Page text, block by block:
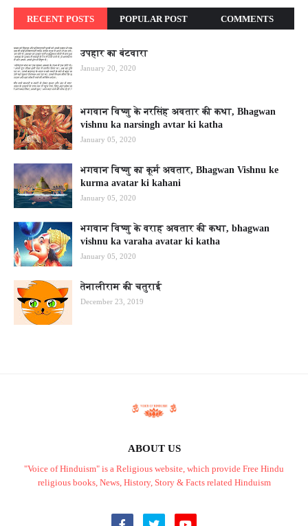
RECENT POSTS POPULAR POST COMMENTS
उपहार का बंटवारा
January 20, 2020
भगवान विष्णु के नरसिंह अवतार की कथा, Bhagwan
vishnu ka narsingh avtar ki katha
January 05, 2020
भगवान विष्णु का कूर्म अवतार, Bhagwan Vishnu ke
kurma avatar ki kahani
January 05, 2020
भगवान विष्णु के वराह अवतार की कथा, bhagwan
vishnu ka varaha avatar ki katha
January 05, 2020
तेनालीराम की चतुराई
December 23, 2019
ABOUT US
"Voice of Hinduism" is a Religious website, which provide Free Hindu
religious books, News, History, Story & Facts related Hinduism